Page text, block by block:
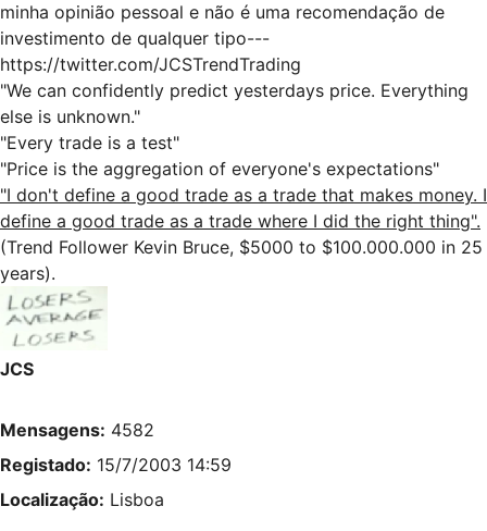
minha opinião pessoal e não é uma recomendação de
investimento de qualquer tipo---
https://twitter.com/JCSTrendTrading
"We can confidently predict yesterdays price. Everything
else is unknown."
"Every trade is a test"
"Price is the aggregation of everyone's expectations"
"I don't define a good trade as a trade that makes money. I
define a good trade as a trade where I did the right thing".
(Trend Follower Kevin Bruce, $5000 to $100.000.000 in 25
years).
JCS
Mensagens: 4582
Registado: 15/7/2003 14:59
Localização: Lisboa